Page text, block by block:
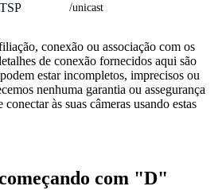
/unicast
conexão ou associação com os
de conexão fornecidos aqui são
estar incompletos, imprecisos ou
nenhuma garantia ou assegurança
às suas câmeras usando estas
com "D"